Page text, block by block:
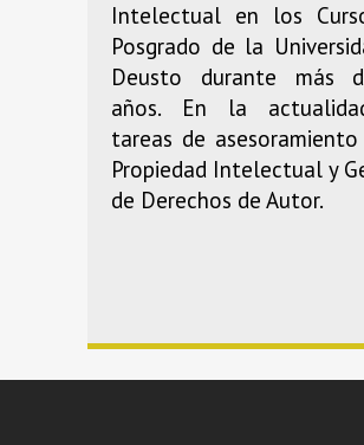
Intelectual en los
Posgrado de la
Deusto durante más
años. En la
tareas de
Propiedad Intelectual y
de Derechos de Autor.